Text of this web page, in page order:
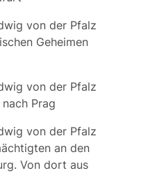
von der Pfalz
Geheimen
von der Pfalz
Prag
von der Pfalz
an den
Von dort aus